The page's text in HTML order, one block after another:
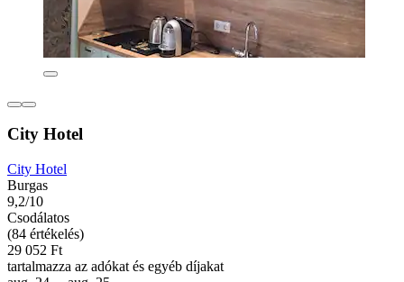
City Hotel
City Hotel
Burgas
9,2/10
Csodálatos
(84 értékelés)
29 052 Ft
tartalmazza az adókat és egyéb díjakat